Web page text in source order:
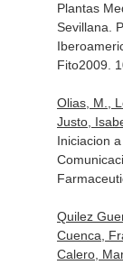
Plantas
Sevillana.
Fito2009.
Olias, M.,
Justo,
Iniciacion
Quilez
Cuenca,
Calero,